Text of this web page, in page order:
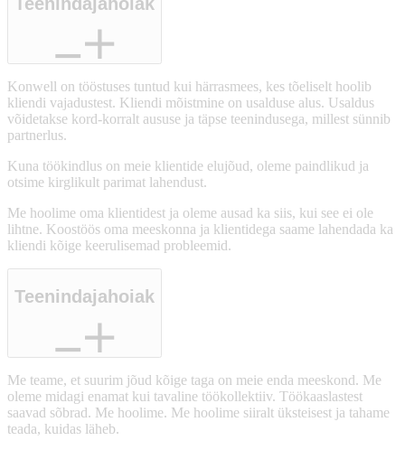
Konwell on tööstuses tuntud kui härrasmees, kes tõeliselt hoolib
kliendi vajadustest. Kliendi mõistmine on usalduse alus. Usaldus
võidetakse kord-korralt aususe ja täpse teenindusega, millest sünnib
partnerlus.
Kuna töökindlus on meie klientide elujõud, oleme paindlikud ja
otsime kirglikult parimat lahendust.
Me hoolime oma klientidest ja oleme ausad ka siis, kui see ei ole
lihtne. Koostöös oma meeskonna ja klientidega saame lahendada ka
kliendi kõige keerulisemad probleemid.
Teenindajahoiak
Me teame, et suurim jõud kõige taga on meie enda meeskond. Me
oleme midagi enamat kui tavaline töökollektiiv. Töökaaslastest
saavad sõbrad. Me hoolime. Me hoolime siiralt üksteisest ja tahame
teada, kuidas läheb.